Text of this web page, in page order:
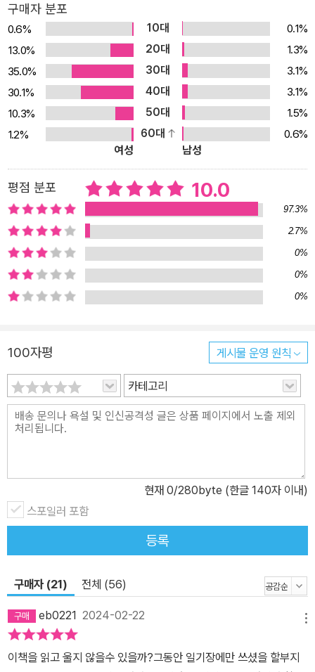
그 중에서 “행복은 언제나 우리 곁에 있어.” 날마다 새롭고 행복한 바
오 가족과의 사랑과 교감의 기록 《나는 행복한 푸바오 할부지입니다》
는 총 4장과 특별 칼럼으로 구성되어 있다. PART1은 아이바오와 러
바오 이전에 만난 국내 최초 판다들인 리리와 밍밍과의 만남과 이별,
아이바오와 러바오가 한국에 와서 적응하기까지의 여정을 담고 있다.
판다 커플이 한국에 오기 직전의 모습도 사진으로 만날 수 있다. PAR
T2에서는 아이바오와 러바오가 만나 부모가 되기까지의 과정, 우여
곡절 끝에 아기 판다가 태어나 100일이 되는 날 ‘푸바오’라는 이름을
다룬다. 아이바오가 푸바오를 낳을 때 ‘친정 아빠’라 불릴 정도로 깊은
교감을 할 수 있었던 이유를 확인할 수 있다. 국내 최초로 자연 번식으
로 태어난 푸바오에 대한 각별한 애정과 아기 판다를 처음 돌보는 사
육사들의 고민과 노력을 생생하게 전한다. PART3에서는 아기 판다
푸바오가 첫걸음마를 떼던 이야기로 시작해 폭풍 성장해 엄마인 아이
바오로부터 독립을 완성해 나가는 이야기를 담았다. 매 성장 단계를
ART4에서는 푸바오의 쌍둥이 동생들인 루이바오와 후이바오의 폭
풍 성장기를 다룬다. 사육사들과 수의사들을 깊은 고뇌에 빠지게 만
든 아이바오의 두 번째 임신기와 아이바오와 함께 쌍둥이를 돌보는
사육사들의 극한 육아 이야기, 푸바오 때와는 또 다른 매력으로 판다
월드를 행복으로 채우고 있는 루이와 후이의 폭풍 성장기를 사랑스러
데리고 오던 해부터 매년 2월 말에 잊지 않고 하는 일이 하나 있다. 바
로 유채를 심는 일이다. 곱게 자란 유채를 사육사들이 다함께 새벽부
터 나와 판다들의 실내 놀이터에 심는다. 3월부터 5월 초까지 샛노랗
게 피는 유채를 판다들에게 보여 주기 위해서다. 올해는 약 20일을
싶어서다. 매 순간 사육사로서 푸바오의 판생을 응원하지만 헤어짐은
누구에게나 어렵고 힘들다. 푸바오의 새로운 시작을 앞두고 가장 마
지막에 집필한 에필로그에서는 푸바오를 향한 응원과 함께 그의 마지
막 이야기를 만날 수 있다. 특별한 사진과 함께 가슴 먹먹한 감동을 전
구매자 분포
0.6% 10대
0.1%
13.0%
20대
1.3%
35.0%
30대
3.1%
30.1%
40대
3.1%
10.3%
50대
1.5%
1.2%
60대
0.6%
여성
남성
평점 분포 10.0
97.3%
2.7%
0%
0%
0%
100자평 게시물 운영 원칙
카테고리
현재 0/280byte (한글 140자 이내)
스포일러 포함
등록
구매자 (21) 전체 (56)
eb0221 2024-02-22
이책을 읽고 울지 않을수 있을까?그동안 일기장에만 쓰셨을 할부지